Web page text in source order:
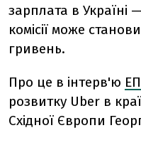
зарплата в Україні
комісії може
гривень.
Про це в інтерв'ю ЕП
розвитку Uber в
Східної Європи